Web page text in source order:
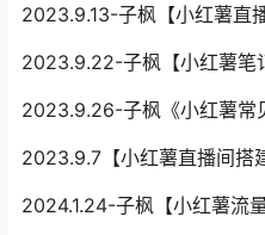
2023.9.13-子枫【小红薯直
2023.9.22-子枫【小红薯笔
2023.9.26-子枫《小红薯常
2023.9.7【小红薯直播间搭
2024.1.24-子枫【小红薯流